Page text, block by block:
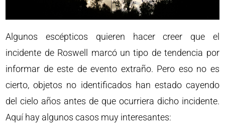
Algunos escépticos quieren hacer creer que el
incidente de Roswell marcó un tipo de tendencia por
informar de este de evento extraño. Pero eso no es
cierto, objetos no identificados han estado cayendo
del cielo años antes de que ocurriera dicho incidente.
Aquí hay algunos casos muy interesantes: